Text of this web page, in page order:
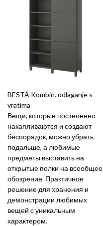
BESTÅ Kombin. odlaganje s
vratima
Вещи, которые постепенно
накапливаются и создают
беспорядок, можно убрать
подальше, а любимые
предметы выставить на
открытые полки на всеобщее
обозрение. Практичное
решение для хранения и
демонстрации любимых
вещей с уникальным
характером.